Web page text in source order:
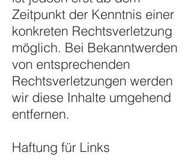
Zeitpunkt der Kenntnis einer
konkreten Rechtsverletzung
möglich. Bei Bekanntwerden
von entsprechenden
Rechtsverletzungen werden
wir diese Inhalte umgehend
entfernen.
Haftung für Links